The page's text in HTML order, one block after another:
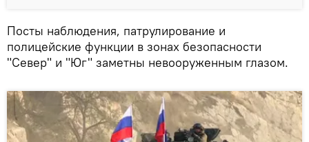
Посты наблюдения, патрулирование и
полицейские функции в зонах безопасности
"Север" и "Юг" заметны невооруженным глазом.